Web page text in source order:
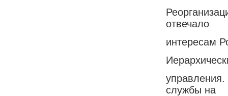
отвечало
интересам
управления.
службы на